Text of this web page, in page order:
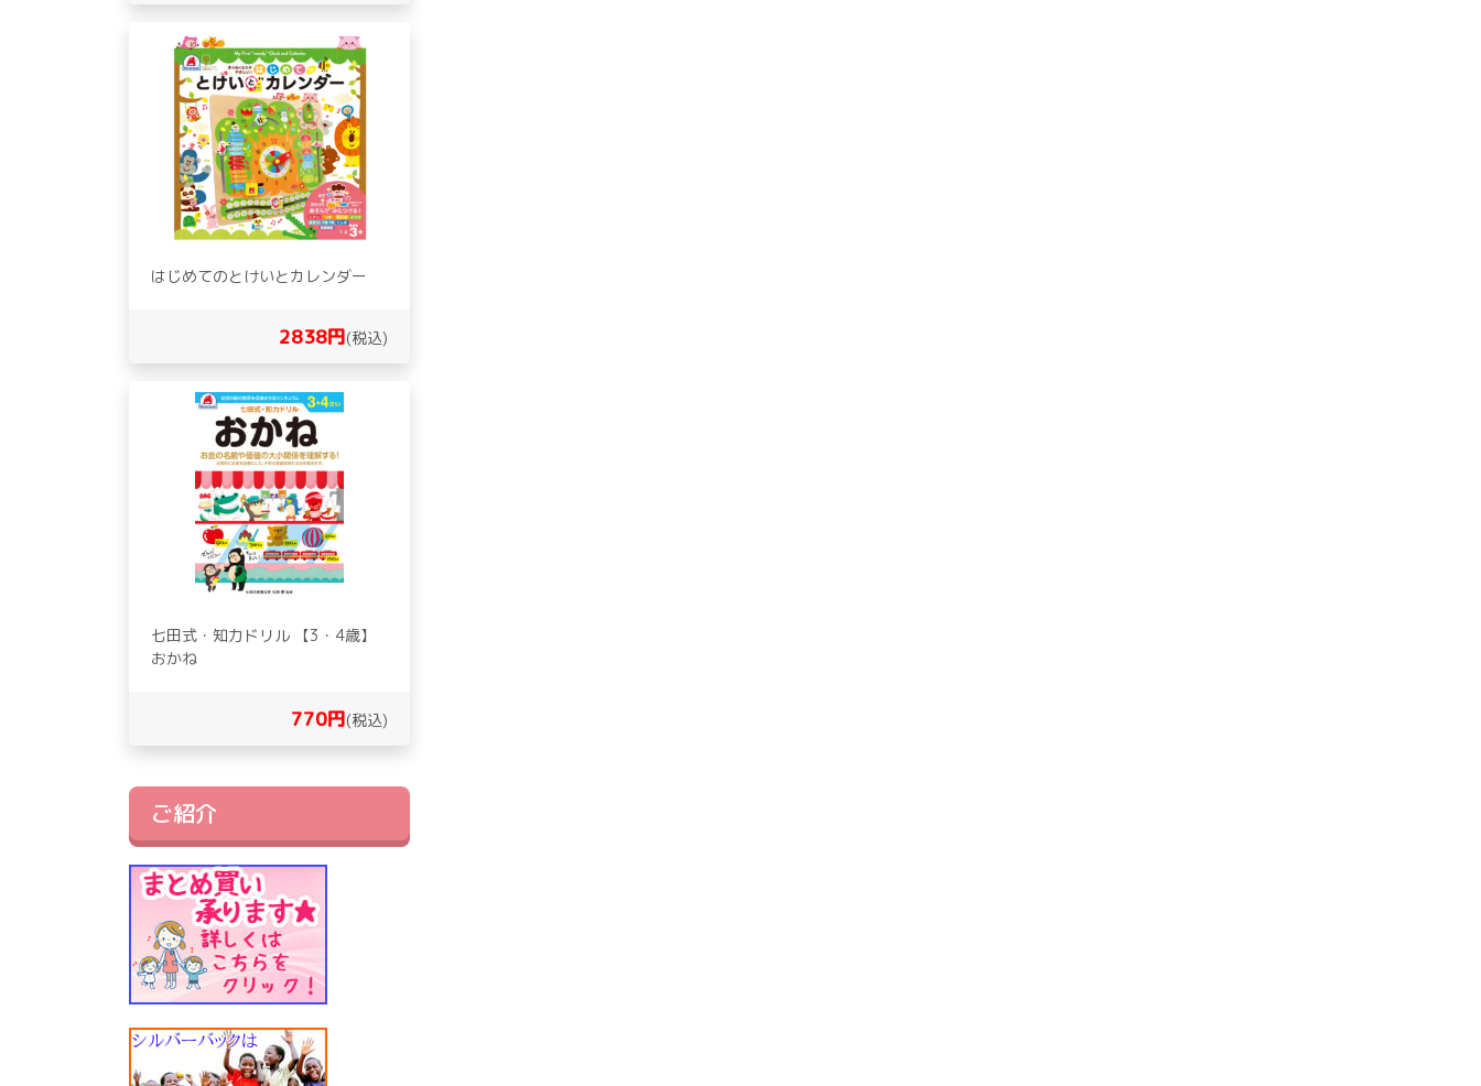
はじめてのとけいとカレンダー
2838円(税込)
七田式・知力ドリル 【3・4歳】
おかね
770円(税込)
ご紹介